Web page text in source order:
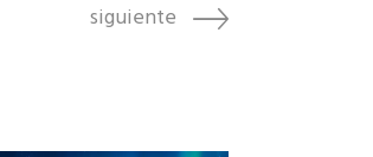
siguiente